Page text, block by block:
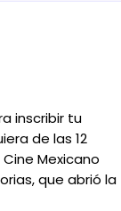
inscribir tu
de las 12
Mexicano
que abrió la